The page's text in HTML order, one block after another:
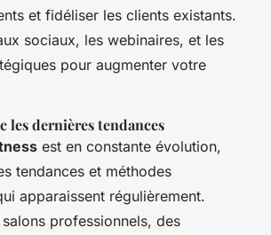
et fidéliser les clients existants.
sociaux, les webinaires, et les
pour augmenter votre
les dernières tendances
est en constante évolution,
tendances et méthodes
apparaissent régulièrement.
professionnels, des